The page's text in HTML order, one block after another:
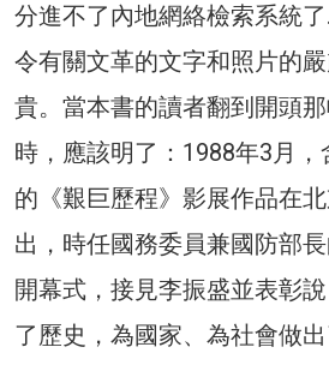
分進不了內地網絡檢索系統
令有關文革的文字和照片的
貴。當本書的讀者翻到開頭
時，應該明了：1988年3月
的《艱巨歷程》影展作品在
出，時任國務委員兼國防部
開幕式，接見李振盛並表彰
了歷史，為國家、為社會做